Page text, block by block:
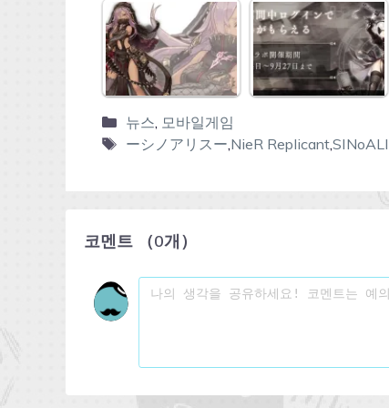
뉴스, 모바일게임
ーシノアリスー,NieR Replicant,
코멘트 （0개）